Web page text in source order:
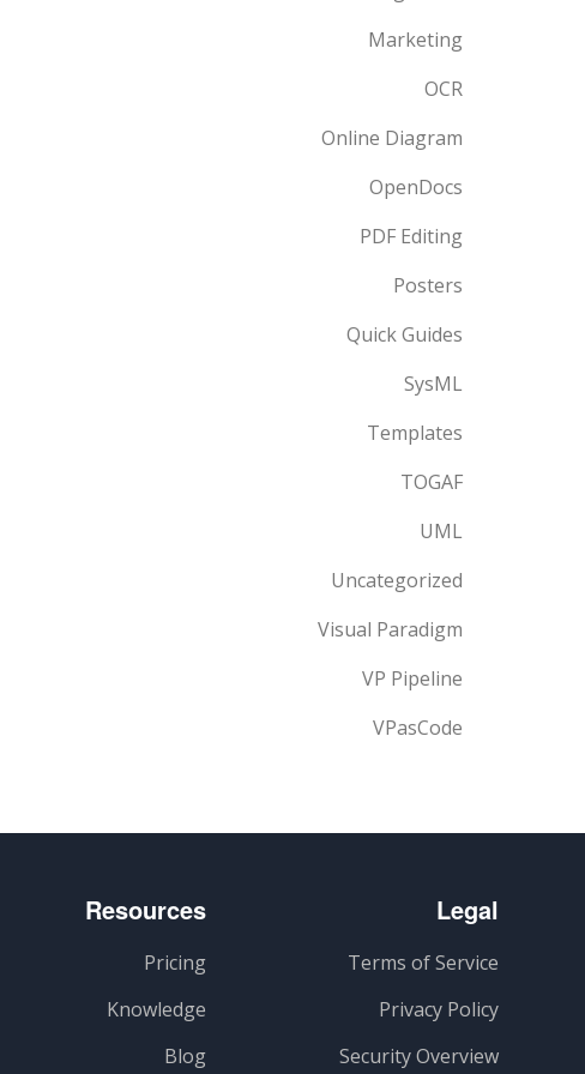
Marketing
OCR
Online Diagram
OpenDocs
PDF Editing
Posters
Quick Guides
SysML
Templates
TOGAF
UML
Uncategorized
Visual Paradigm
VP Pipeline
VPasCode
Resources
Pricing
Knowledge
Blog
Legal
Terms of Service
Privacy Policy
Security Overview